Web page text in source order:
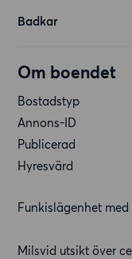
Badkar
Om boendet
Bostadstyp
Annons-ID
Publicerad
Hyresvärd
Funkislägenhet
Milsvid utsikt över